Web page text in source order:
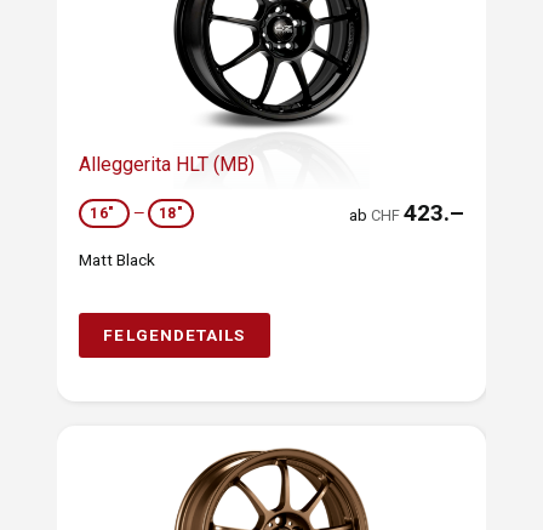
Alleggerita HLT (MB)
16" — 18" abCHF 423.–
Matt Black
FELGENDETAILS